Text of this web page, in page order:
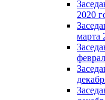
2020
марта